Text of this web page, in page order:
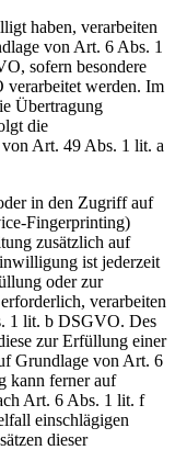
haben, verarbeiten
von Art. 6 Abs. 1
sofern besondere
werden. Im
Übertragung
die
Art. 49 Abs. 1 lit. a
in den Zugriff auf
Fingerprinting)
zusätzlich auf
ist jederzeit
oder zur
verarbeiten
1 lit. b DSGVO. Des
zur Erfüllung einer
Grundlage von Art. 6
kann ferner auf
Art. 6 Abs. 1 lit. f
einschlägigen
dieser